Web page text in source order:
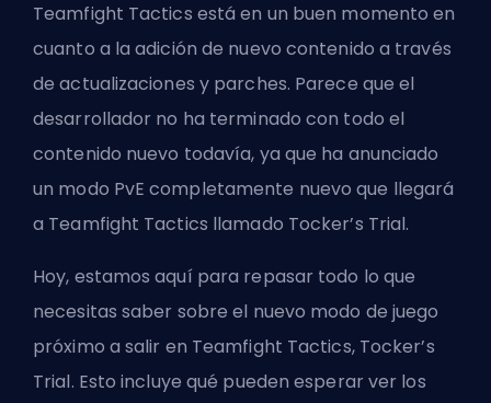
Teamfight Tactics está en un buen momento en
cuanto a la adición de nuevo contenido a través
de actualizaciones y parches. Parece que el
desarrollador no ha terminado con todo el
contenido nuevo todavía, ya que ha anunciado
un modo PvE completamente nuevo que llegará
a Teamfight Tactics llamado Tocker’s Trial.
Hoy, estamos aquí para repasar todo lo que
necesitas saber sobre el nuevo modo de juego
próximo a salir en Teamfight Tactics, Tocker’s
Trial. Esto incluye qué pueden esperar ver los